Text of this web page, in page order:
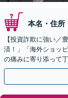
本名・住所
【投資詐欺に強い／
済！」「海外ショッ
の痛みに寄り添って
金が得られるよう尽